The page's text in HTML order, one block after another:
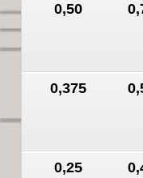
0,50
0,375
0,25